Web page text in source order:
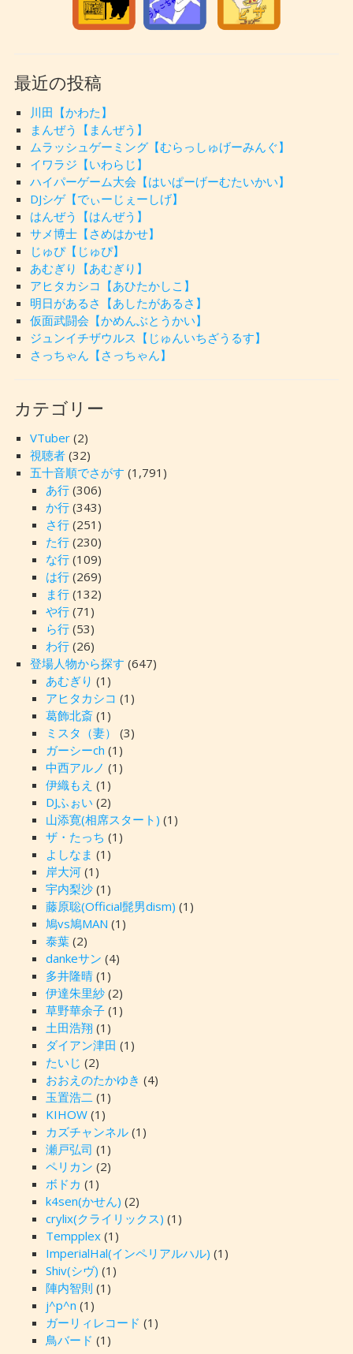
最近の投稿
川田【かわた】
まんぜう【まんぜう】
ムラッシュゲーミング【むらっしゅげーみんぐ】
イワラジ【いわらじ】
ハイパーゲーム大会【はいぱーげーむたいかい】
DJシゲ【でぃーじぇーしげ】
はんぜう【はんぜう】
サメ博士【さめはかせ】
じゅぴ【じゅぴ】
あむぎり【あむぎり】
アヒタカシコ【あひたかしこ】
明日があるさ【あしたがあるさ】
仮面武闘会【かめんぶとうかい】
ジュンイチザウルス【じゅんいちざうるす】
さっちゃん【さっちゃん】
カテゴリー
VTuber(2)
視聴者(32)
五十音順でさがす (1,791)
あ行(306)
か行(343)
さ行(251)
た行(230)
な行(109)
は行(269)
ま行(132)
や行(71)
ら行(53)
わ行(26)
登場人物から探す (647)
あむぎり (1)
アヒタカシコ (1)
葛飾北斎(1)
ミスタ（妻）
(3)
ガーシーch (1)
中西アルノ (1)
伊織もえ (1)
DJふぉい (2)
山添寛(相席スタート) (1)
ザ・たっち (1)
よしなま (1)
岸大河(1)
宇内梨沙(1)
藤原聡(Official髭男dism) (1)
鳩vs鳩MAN (1)
泰葉(2)
dankeサン (4)
多井隆晴(1)
伊達朱里紗(2)
草野華余子(1)
土田浩翔 (1)
ダイアン津田 (1)
たいじ (2)
おおえのたかゆき (4)
玉置浩二 (1)
KIHOW(1)
カズチャンネル(1)
瀬戸弘司 (1)
ペリカン (2)
ボドカ (1)
k4sen(かせん) (2)
crylix(クライリックス) (1)
Tempplex(1)
ImperialHal(インペリアルハル) (1)
Shiv(シヴ) (1)
陣内智則 (1)
j^p^n (1)
ガーリィレコード (1)
鳥バード (1)